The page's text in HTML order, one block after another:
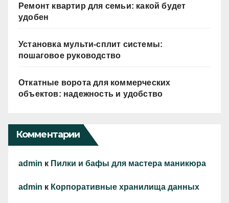
Ремонт квартир для семьи: какой будет
удобен
Установка мульти-сплит системы:
пошаговое руководство
Откатные ворота для коммерческих
объектов: надежность и удобство
Комментарии
admin к Пилки и бафы для мастера маникюра
admin к Корпоративные хранилища данных